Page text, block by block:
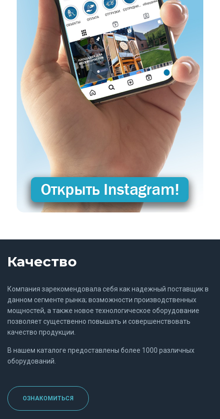
Качество
Компания зарекомендовала себя как надежный поставщик в
данном сегменте рынка; возможности производственных
мощностей, а также новое технологическое оборудование
позволяет существенно повышать и совершенствовать
качество продукции.
В нашем каталоге предоставлены более 1000 различных
оборудований.
ОЗНАКОМИТЬСЯ